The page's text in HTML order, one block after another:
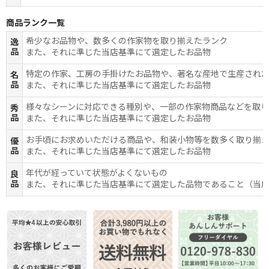
商品ランク一覧
逸
品
希少なお品物や、数多くの作家物を取り揃えたランク
また、それに準じた当店基準にて選定したお品物
名
品
特定の作家、工房の手掛けたお品物や、著名な産地で生産され
また、それに準じた当店基準にて選定したお品物
秀
品
様々なシーンに対応できる種別や、一部の作家物商品などを取
また、それに準じた当店基準にて選定したお品物
優
品
お手頃にお求めいただける商品や、和装小物等を数多く取り揃
また、それに準じた当店基準にて選定したお品物
良
品
年代が経っていて状態がよくないもの
また、それに準じた当店基準にて選定した品物であること（当